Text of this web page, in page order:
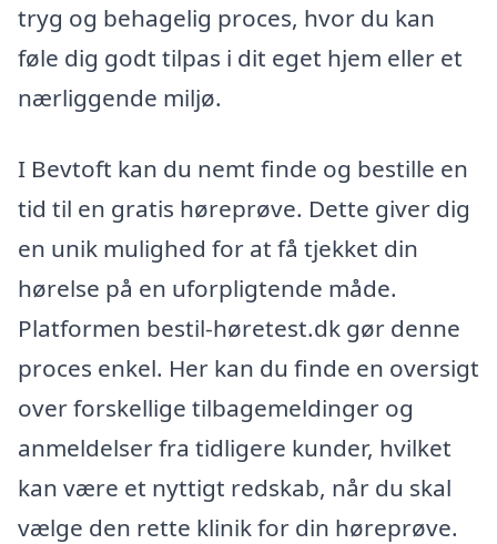
tryg og behagelig proces, hvor du kan
føle dig godt tilpas i dit eget hjem eller et
nærliggende miljø.
I Bevtoft kan du nemt finde og bestille en
tid til en gratis høreprøve. Dette giver dig
en unik mulighed for at få tjekket din
hørelse på en uforpligtende måde.
Platformen bestil-høretest.dk gør denne
proces enkel. Her kan du finde en oversigt
over forskellige tilbagemeldinger og
anmeldelser fra tidligere kunder, hvilket
kan være et nyttigt redskab, når du skal
vælge den rette klinik for din høreprøve.